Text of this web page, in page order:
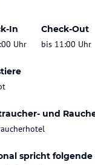
In
Uhr
Check-Out
bis 11:00 Uhr
und
spricht folgende